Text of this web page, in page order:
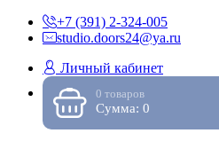
+7 (391) 2-324-005
studio.doors24@ya.ru
Личный кабинет
0 товаров
Сумма: 0